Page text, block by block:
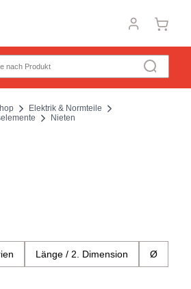
Elektrik & Normteile
Nieten
Länge / 2. Dimension Ø